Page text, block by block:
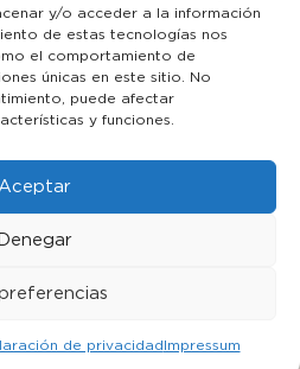
y/o acceder a la información
de estas tecnologías nos
el comportamiento de
únicas en este sitio. No
puede afectar
y funciones.
Aceptar
Denegar
de privacidadImpressum
Todos los derechos reservados